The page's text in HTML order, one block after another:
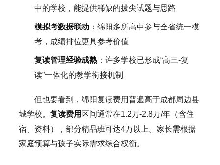
中的学校，能提供稀缺的拔尖试题与思路
模拟考数据联动：绵阳多所高中参与全省统一模
考，成绩排位更具参考价值
复读管理经验成熟：许多学校已形成“高三-复
读”一体化的教学衔接机制
但也要看到，绵阳复读费用普遍高于成都周边县
城学校。 复读费用 区间通常在1.2万-2.8万/年（含住
宿、资料），部分精品班可达4万以上。家长需根据
家庭预算与孩子实际需求综合权衡。